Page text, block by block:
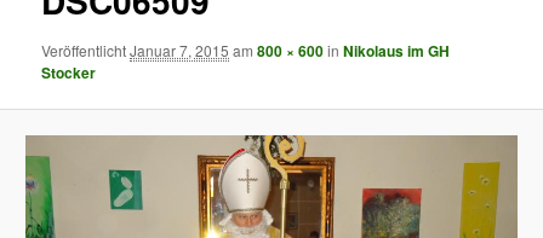
VeröffentlichtJanuar 7, 2015 am800 × 600inNikolaus im GH
Stocker